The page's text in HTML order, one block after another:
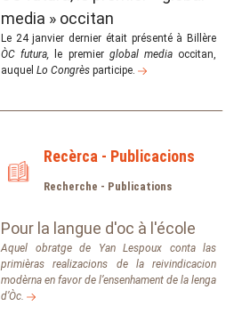
media » occitan
Le 24 janvier dernier était présenté à Billère
ÒC futura, le premier global mediaoccitan,
auquel Lo Congrès participe.
Recèrca - Publicacions
Recherche - Publications
Pour la langue d'oc à l'école
Aquel obratge de Yan Lespoux conta las
primièras realizacions de la reivindicacion
modèrna en favor de l’ensenhament de la lenga
d’Òc.